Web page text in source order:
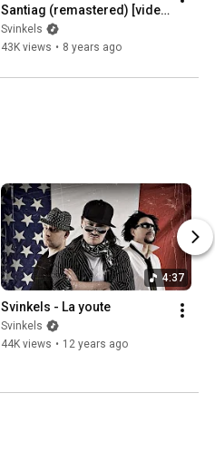
Santiag (remastered) [video
lyrics officielle]
Svinkels
43K views • 8 years ago
4:37
Svinkels - La youte
Svinkels
44K views • 12 years ago